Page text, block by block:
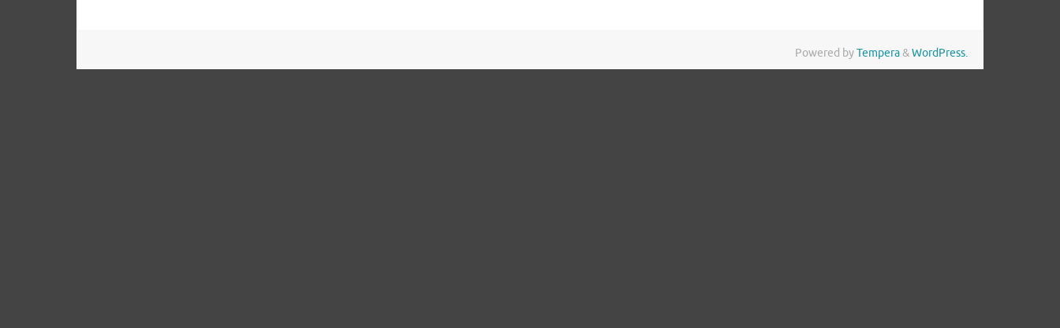
Powered byTempera&WordPress.